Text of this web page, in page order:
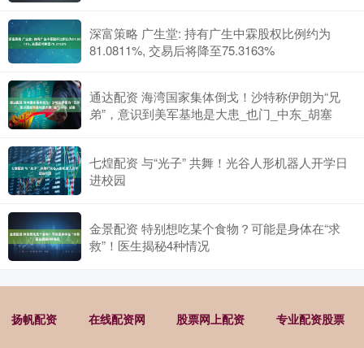
深富策略 广生堂: 持有广生中霖股权比例约为
81.0811%, 交易后将降至75.3163%
通达配资 海湾国家集体倒戈！沙特称伊朗为“兄
弟”，意识到美军基地是大患_也门_中东_胡塞
七煌配资 与“光子” 共舞！光谷人形机器人开学日
进校园
金景配资 特别想吃某个食物？可能是身体在“求
救”！医生揭秘4种情况
扬帆配资 在线配资网 股票网上配资 专业配资股票